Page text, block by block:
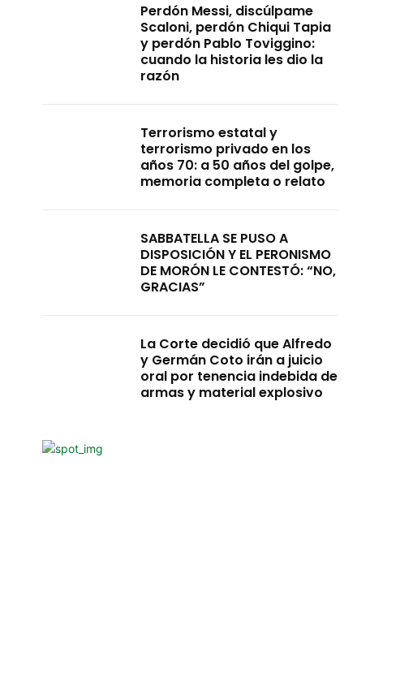
Perdón Messi, discúlpame
Scaloni, perdón Chiqui Tapia
y perdón Pablo Toviggino:
cuando la historia les dio la
razón
Terrorismo estatal y
terrorismo privado en los
años 70: a 50 años del golpe,
memoria completa o relato
SABBATELLA SE PUSO A
DISPOSICIÓN Y EL PERONISMO
DE MORÓN LE CONTESTÓ: “NO,
GRACIAS”
La Corte decidió que Alfredo
y Germán Coto irán a juicio
oral por tenencia indebida de
armas y material explosivo